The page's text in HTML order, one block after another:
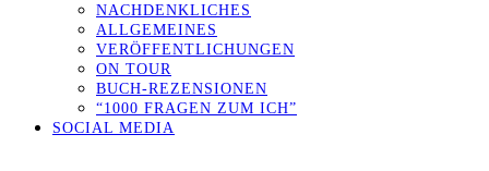
NACHDENKLICHES
ALLGEMEINES
VERÖFFENTLICHUNGEN
ON TOUR
BUCH-REZENSIONEN
“1000 FRAGEN ZUM ICH”
SOCIAL MEDIA